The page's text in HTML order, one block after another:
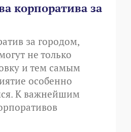
корпоратива за
за городом,
не только
и тем самым
особенно
К важнейшим